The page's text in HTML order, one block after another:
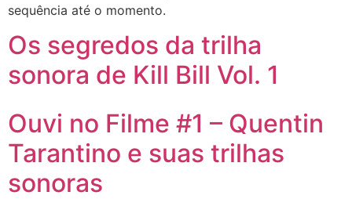
sequência até o momento.
Os segredos da trilha
sonora de Kill Bill Vol. 1
Ouvi no Filme #1 – Quentin
Tarantino e suas trilhas
sonoras